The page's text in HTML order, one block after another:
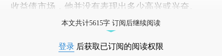
收益债市场，他并没有表现出多少高兴或兴奋。
本文共计5615字 订阅后继续阅读
登录 后获取已订阅的阅读权限